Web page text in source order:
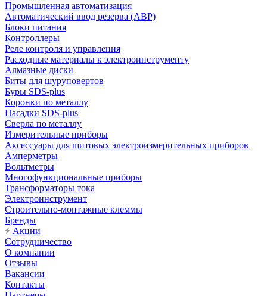
Промышленная автоматизация
Автоматический ввод резерва (АВР)
Блоки питания
Контроллеры
Реле контроля и управления
Расходные материалы к электроинструменту
Алмазные диски
Биты для шуруповертов
Буры SDS-plus
Коронки по металлу
Насадки SDS-plus
Сверла по металлу
Измерительные приборы
Аксессуары для щитовых электроизмерительных приборов
Амперметры
Вольтметры
Многофункциональные приборы
Трансформаторы тока
Электроинструмент
Строительно-монтажные клеммы
Бренды
Акции
Сотрудничество
О компании
Отзывы
Вакансии
Контакты